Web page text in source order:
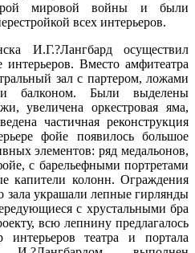
мировой войны и были
всех интерьеров.
И.Г.?Лангбард осуществил
Вместо амфитеатра
зал с партером, ложами
балконом. Были выделены
увеличена оркестровая яма,
частичная реконструкция
фойе появилось большое
элементов: ряд медальонов,
с барельефными портретами
капители колонн. Ограждения
зала украшали лепные гирлянды
с хрустальными бра
всю лепнину предлагалось
интерьеров театра и портала